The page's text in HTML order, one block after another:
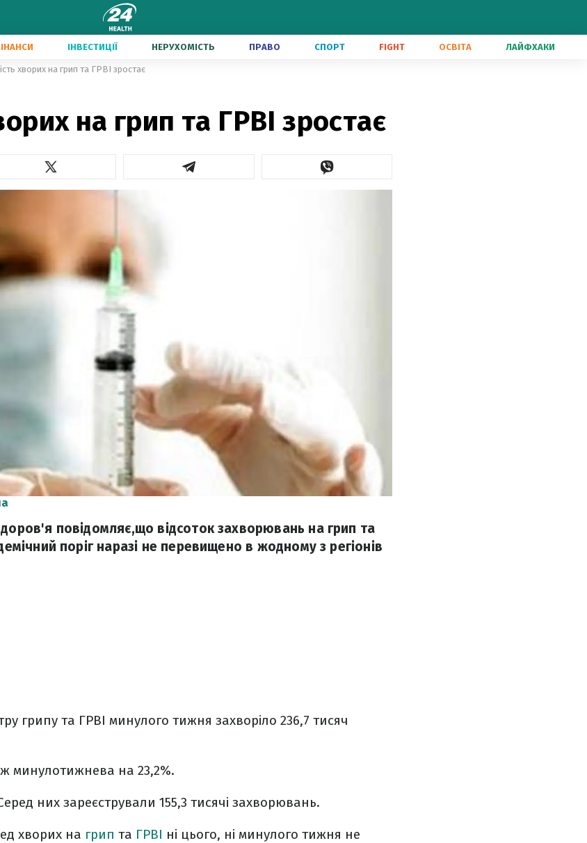
ІНВЕСТИЦІЇ НЕРУХОМІСТЬ ПРАВО СПОРТ FIGHT ОСВІТА ЛАЙФХАКИ
хворих на грип та ГРВІ зростає
на грип та ГРВІ зростає
повідомляє,що відсоток захворювань на грип та
поріг наразі не перевищено в жодному з регіонів
грипу та ГРВІ минулого тижня захворіло 236,7 тисяч
минулотижнева на 23,2%.
них зареєстрували 155,3 тисячі захворювань.
хворих на грип та ГРВІ ні цього, ні минулого тижня не